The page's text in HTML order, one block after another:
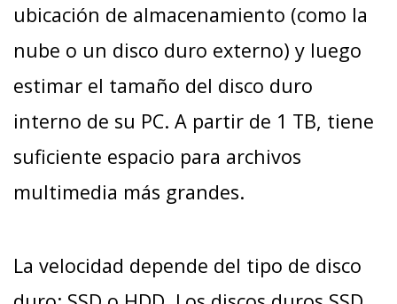
ubicación de almacenamiento (como la
nube o un disco duro externo) y luego
estimar el tamaño del disco duro
interno de su PC. A partir de 1 TB, tiene
suficiente espacio para archivos
multimedia más grandes.
La velocidad depende del tipo de disco